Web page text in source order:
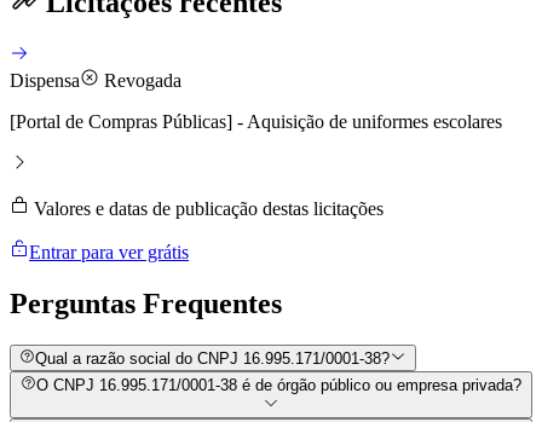
Dispensa
Revogada
[Portal de Compras Públicas] - Aquisição de uniformes escolares
Valores e datas de publicação destas licitações
Entrar para ver grátis
Perguntas Frequentes
Qual a razão social do CNPJ 16.995.171/0001-38?
O CNPJ 16.995.171/0001-38 é de órgão público ou empresa privada?